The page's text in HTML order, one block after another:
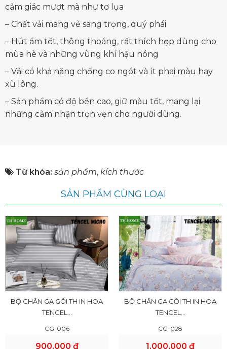
cảm giác mượt mà như tơ lụa
– Chất vải mang vẻ sang trọng, quý phái
– Hút ẩm tốt, thông thoáng, rất thích hợp dùng cho
mùa hè và những vùng khí hậu nóng
– Vải có khả năng chống co ngót và ít phai màu hay
xù lông.
– Sản phẩm có độ bền cao, giữ màu tốt, mang lại
những cảm nhận trọn vẹn cho người dùng.
Từ khóa: sản phẩm, kích thước
SẢN PHẨM CÙNG LOẠI
BỘ CHĂN GA GỐI TH IN HOA
TENCEL...
CG-006
900.000 đ
BỘ CHĂN GA GỐI TH IN HOA
TENCEL...
CG-028
1.000.000 đ